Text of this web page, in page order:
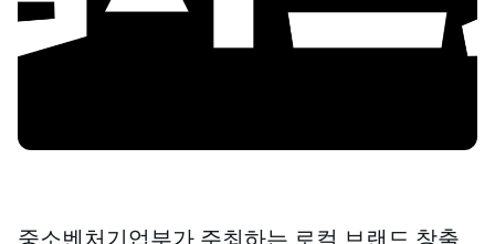
중소벤처기업부가 주최하는 로컬 브랜드 창출